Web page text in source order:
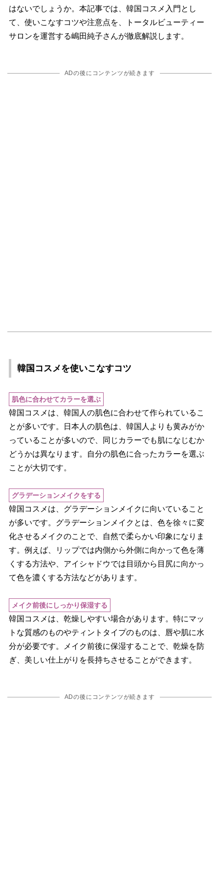
はないでしょうか。本記事では、韓国コスメ入門とし
て、使いこなすコツや注意点を、トータルビューティー
サロンを運営する嶋田純子さんが徹底解説します。
ADの後にコンテンツが続きます
韓国コスメを使いこなすコツ
肌色に合わせてカラーを選ぶ
韓国コスメは、韓国人の肌色に合わせて作られているこ
とが多いです。日本人の肌色は、韓国人よりも黄みがか
っていることが多いので、同じカラーでも肌になじむか
どうかは異なります。自分の肌色に合ったカラーを選ぶ
ことが大切です。
グラデーションメイクをする
韓国コスメは、グラデーションメイクに向いていること
が多いです。グラデーションメイクとは、色を徐々に変
化させるメイクのことで、自然で柔らかい印象になりま
す。例えば、リップでは内側から外側に向かって色を薄
くする方法や、アイシャドウでは目頭から目尻に向かっ
て色を濃くする方法などがあります。
メイク前後にしっかり保湿する
韓国コスメは、乾燥しやすい場合があります。特にマッ
トな質感のものやティントタイプのものは、唇や肌に水
分が必要です。メイク前後に保湿することで、乾燥を防
ぎ、美しい仕上がりを長持ちさせることができます。
ADの後にコンテンツが続きます